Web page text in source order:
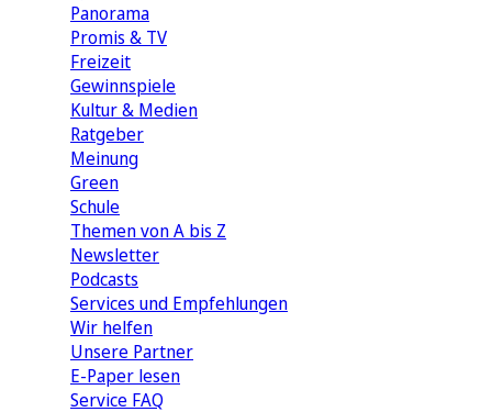
Panorama
Promis & TV
Freizeit
Gewinnspiele
Kultur & Medien
Ratgeber
Meinung
Green
Schule
Themen von A bis Z
Newsletter
Podcasts
Services und Empfehlungen
Wir helfen
Unsere Partner
E-Paper lesen
Service FAQ